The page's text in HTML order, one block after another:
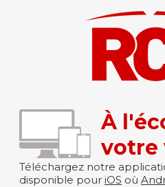
À
votre
Téléchargez notre
disponible pour iOS où